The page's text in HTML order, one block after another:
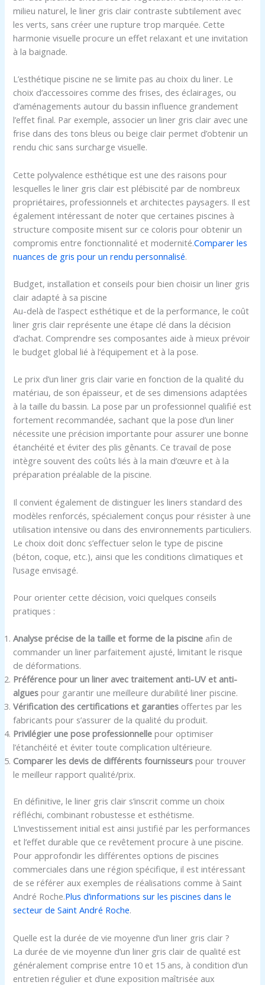
milieu naturel, le liner gris clair contraste subtilement avec
les verts, sans créer une rupture trop marquée. Cette
harmonie visuelle procure un effet relaxant et une invitation
à la baignade.
L’esthétique piscine ne se limite pas au choix du liner. Le
choix d’accessoires comme des frises, des éclairages, ou
d’aménagements autour du bassin influence grandement
l’effet final. Par exemple, associer un liner gris clair avec une
frise dans des tons bleus ou beige clair permet d’obtenir un
rendu chic sans surcharge visuelle.
Cette polyvalence esthétique est une des raisons pour
lesquelles le liner gris clair est plébiscité par de nombreux
propriétaires, professionnels et architectes paysagers. Il est
également intéressant de noter que certaines piscines à
structure composite misent sur ce coloris pour obtenir un
compromis entre fonctionnalité et modernité.Comparer les
nuances de gris pour un rendu personnalisé.
Budget, installation et conseils pour bien choisir un liner gris
clair adapté à sa piscine
Au-delà de l’aspect esthétique et de la performance, le coût
liner gris clair représente une étape clé dans la décision
d’achat. Comprendre ses composantes aide à mieux prévoir
le budget global lié à l’équipement et à la pose.
Le prix d’un liner gris clair varie en fonction de la qualité du
matériau, de son épaisseur, et de ses dimensions adaptées
à la taille du bassin. La pose par un professionnel qualifié est
fortement recommandée, sachant que la pose d’un liner
nécessite une précision importante pour assurer une bonne
étanchéité et éviter des plis gênants. Ce travail de pose
intègre souvent des coûts liés à la main d’œuvre et à la
préparation préalable de la piscine.
Il convient également de distinguer les liners standard des
modèles renforcés, spécialement conçus pour résister à une
utilisation intensive ou dans des environnements particuliers.
Le choix doit donc s’effectuer selon le type de piscine
(béton, coque, etc.), ainsi que les conditions climatiques et
l’usage envisagé.
Pour orienter cette décision, voici quelques conseils
pratiques :
Analyse précise de la taille et forme de la piscine afin de
commander un liner parfaitement ajusté, limitant le risque
de déformations.
Préférence pour un liner avec traitement anti-UV et anti-
algues pour garantir une meilleure durabilité liner piscine.
Vérification des certifications et garanties offertes par les
fabricants pour s’assurer de la qualité du produit.
Privilégier une pose professionnelle pour optimiser
l’étanchéité et éviter toute complication ultérieure.
Comparer les devis de différents fournisseurs pour trouver
le meilleur rapport qualité/prix.
En définitive, le liner gris clair s’inscrit comme un choix
réfléchi, combinant robustesse et esthétisme.
L’investissement initial est ainsi justifié par les performances
et l’effet durable que ce revêtement procure à une piscine.
Pour approfondir les différentes options de piscines
commerciales dans une région spécifique, il est intéressant
de se référer aux exemples de réalisations comme à Saint
André Roche.Plus d’informations sur les piscines dans le
secteur de Saint André Roche.
Quelle est la durée de vie moyenne d’un liner gris clair ?
La durée de vie moyenne d’un liner gris clair de qualité est
généralement comprise entre 10 et 15 ans, à condition d’un
entretien régulier et d’une exposition maîtrisée aux